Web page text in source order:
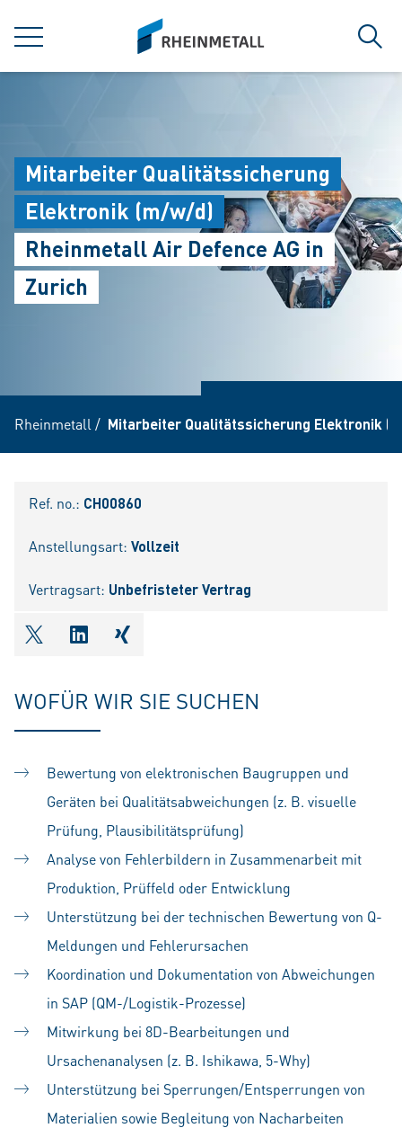
MENU
siteLogo
Mitarbeiter Qualitätssicherung
Elektronik (m/w/d)
Rheinmetall Air Defence AG in
Zurich
Rheinmetall / Mitarbeiter Qualitätssicherung Elektronik
Ref. no.: CH00860
Anstellungsart: Vollzeit
Vertragsart: Unbefristeter Vertrag
shareOntwitter
shareOnlinkedIn
shareOnxing
WOFÜR WIR SIE SUCHEN
Bewertung von elektronischen Baugruppen und
Geräten bei Qualitätsabweichungen (z. B. visuelle
Prüfung, Plausibilitätsprüfung)
Analyse von Fehlerbildern in Zusammenarbeit mit
Produktion, Prüffeld oder Entwicklung
Unterstützung bei der technischen Bewertung von Q-
Meldungen und Fehlerursachen
Koordination und Dokumentation von Abweichungen
in SAP (QM-/Logistik-Prozesse)
Mitwirkung bei 8D-Bearbeitungen und
Ursachenanalysen (z. B. Ishikawa, 5-Why)
Unterstützung bei Sperrungen/Entsperrungen von
Materialien sowie Begleitung von Nacharbeiten